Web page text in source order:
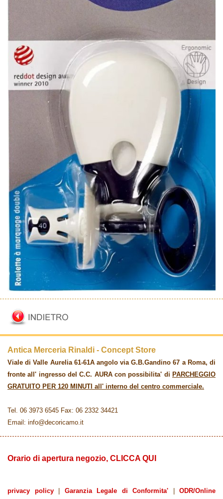
Antica Merceria Rinaldi - Concept Store
Viale di Valle Aurelia 61-61A angolo via G.B.Gandino 67 a Roma, di
fronte all' ingresso del C.C. AURA con possibilita' di PARCHEGGIO
GRATUITO PER 120 MINUTI all' interno del centro commerciale.
Tel. 06 3973 6545 Fax: 06 2332 34421
Email: info@decoricamo.it
Orario di apertura negozio, CLICCA QUI
privacy policy| Garanzia Legale di Conformita' | ODR/Online